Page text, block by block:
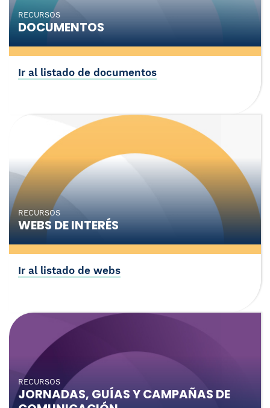
RECURSOS
DOCUMENTOS
Ir al listado de documentos
RECURSOS
WEBS DE INTERÉS
Ir al listado de webs
RECURSOS
JORNADAS, GUÍAS Y CAMPAÑAS DE